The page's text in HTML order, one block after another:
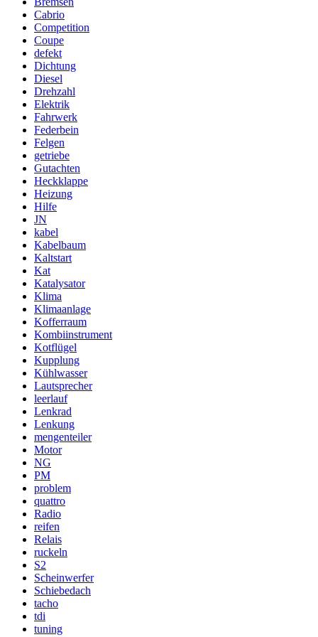
Cabrio
Competition
Coupe
defekt
Dichtung
Diesel
Drehzahl
Elektrik
Fahrwerk
Federbein
Felgen
getriebe
Gutachten
Heckklappe
Heizung
Hilfe
JN
kabel
Kabelbaum
Kaltstart
Kat
Katalysator
Klima
Klimaanlage
Kofferraum
Kombiinstrument
Kotflügel
Kupplung
Kühlwasser
Lautsprecher
leerlauf
Lenkrad
Lenkung
mengenteiler
Motor
NG
PM
problem
quattro
Radio
reifen
Relais
ruckeln
S2
Scheinwerfer
Schiebedach
tacho
tdi
tuning